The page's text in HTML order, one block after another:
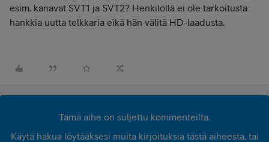
esim. kanavat SVT1 ja SVT2? Henkilöllä ei ole tarkoitusta
hankkia uutta telkkaria eikä hän välitä HD-laadusta.
Tämä aihe on suljettu kommenteilta.
Käytä hakua löytääksesi muita kirjoituksia tästä aiheesta, tai